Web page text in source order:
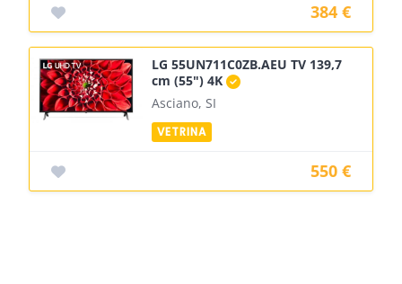
384 €
LG 55UN711C0ZB.AEU TV 139,7
cm (55") 4K
Asciano, SI
550 €